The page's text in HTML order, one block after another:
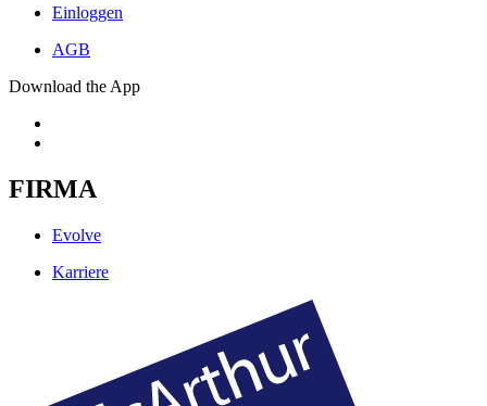
Einloggen
AGB
Download the App
FIRMA
Evolve
Karriere